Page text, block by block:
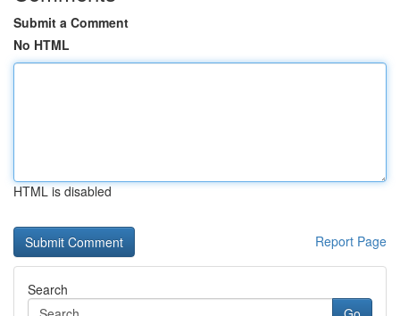
Submit a Comment
No HTML
HTML is disabled
Report Page
Search